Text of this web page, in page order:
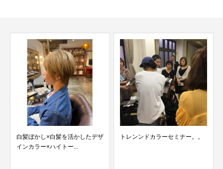
白髪ぼかし×白髪を活かしたデザ
インカラー×ハイトー...
トレンンドカラーセミナー。。